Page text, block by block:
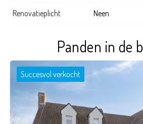
Renovatieplicht Neen
Panden in de
Succesvol verkocht